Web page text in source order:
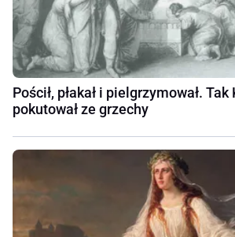
Pościł, płakał i pielgrzymował.
pokutował ze grzechy